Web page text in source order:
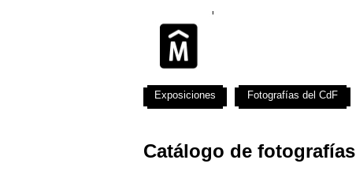
Catálogo de fotografías
Exposiciones Fotografías del CdF